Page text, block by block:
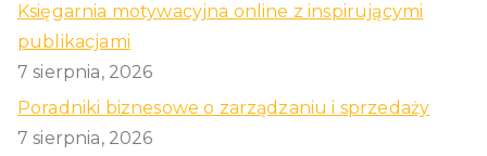
Księgarnia motywacyjna online z inspirującymi
publikacjami
7 sierpnia, 2026
Poradniki biznesowe o zarządzaniu i sprzedaży
7 sierpnia, 2026